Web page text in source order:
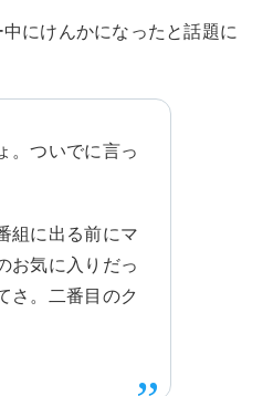
にけんかになったと話題に
。ついでに言っ
組に出る前にマ
お気に入りだっ
さ。二番目のク